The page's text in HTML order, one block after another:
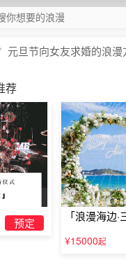
元旦节向女友求婚的浪漫
荐
预定
「浪漫海边
漫求婚」
¥15000起